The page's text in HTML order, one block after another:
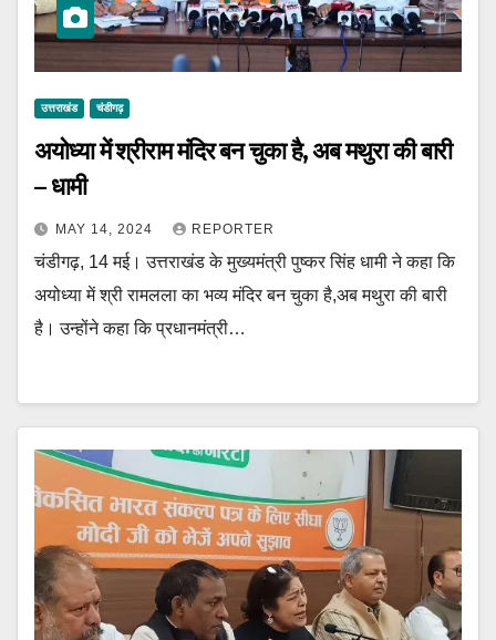
उत्तराखंड चंडीगढ़
अयोध्या में श्रीराम मंदिर बन चुका है, अब मथुरा की बारी
– धामी
MAY 14, 2024 REPORTER
चंडीगढ़, 14 मई। उत्तराखंड के मुख्यमंत्री पुष्कर सिंह धामी ने कहा कि
अयोध्या में श्री रामलला का भव्य मंदिर बन चुका है,अब मथुरा की बारी
है। उन्होंने कहा कि प्रधानमंत्री…